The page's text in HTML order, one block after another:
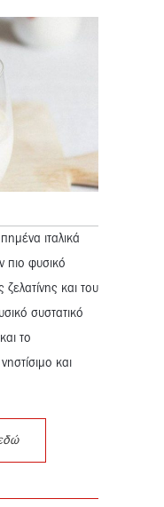
ιταλικά
πιο φυσικό
και του
συστατικό
το
και